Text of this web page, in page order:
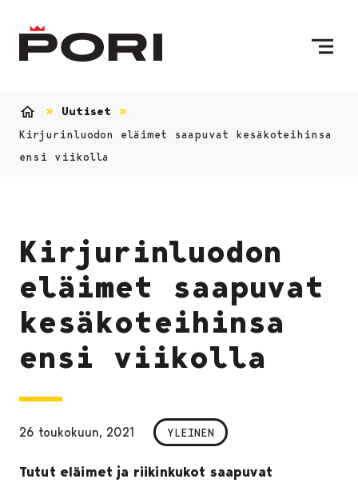
Uutiset
Kirjurinluodon eläimet saapuvat kesäkoteihinsa
ensi viikolla
Kirjurinluodon
eläimet saapuvat
kesäkoteihinsa
ensi viikolla
26 toukokuun, 2021 YLEINEN
Tutut eläimet ja riikinkukot saapuvat